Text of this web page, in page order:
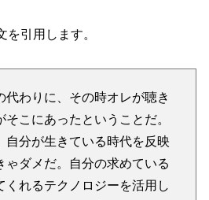
を引用します。
代わりに、その時オレが聴き
こにあったということだ。
自分が生きている時代を反映
ゃダメだ。自分の求めている
くれるテクノロジーを活用し